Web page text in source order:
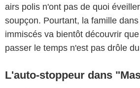
airs polis n'ont pas de quoi
soupçon. Pourtant, la famille
immiscés va bientôt découvrir
passer le temps n'est pas drôle
L'auto-stoppeur dans